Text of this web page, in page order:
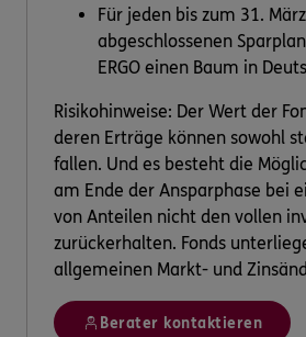
Für jeden bis zum 31.
abgeschlossenen
ERGO einen Baum in
Risikohinweise: Der Wert der
deren Erträge können sowohl
fallen. Und es besteht die
am Ende der Ansparphase bei
von Anteilen nicht den vollen
zurückerhalten. Fonds
allgemeinen Markt- und
Berater kontaktieren